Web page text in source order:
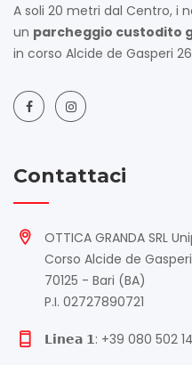
A soli 20 metri dal Centro, i
un parcheggio custodito
in corso Alcide de Gasperi
Contattaci
OTTICA GRANDA SRL
Corso Alcide de
70125 - Bari (BA)
P.I. 02727890721
𝗟𝗶𝗻𝗲𝗮 𝟭: +39 080 502